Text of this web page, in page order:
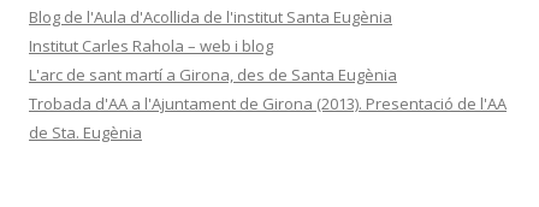
Blog de l'Aula d'Acollida de l'institut Santa Eugènia
Institut Carles Rahola – web i blog
L'arc de sant martí a Girona, des de Santa Eugènia
Trobada d'AA a l'Ajuntament de Girona (2013). Presentació de l'AA
de Sta. Eugènia